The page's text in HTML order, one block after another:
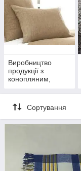
Виробництво
продукції з
конопляним,
(текстиль )
Сортування